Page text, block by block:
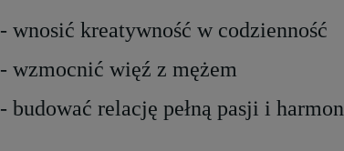
Serce Jezusa miłością
wezwań Litanii do NSPJ
29,99 zł 2,00 zł
- wnosić kreatywność w codzienność
- wzmocnić więź z mężem
- budować relację pełną pasji i